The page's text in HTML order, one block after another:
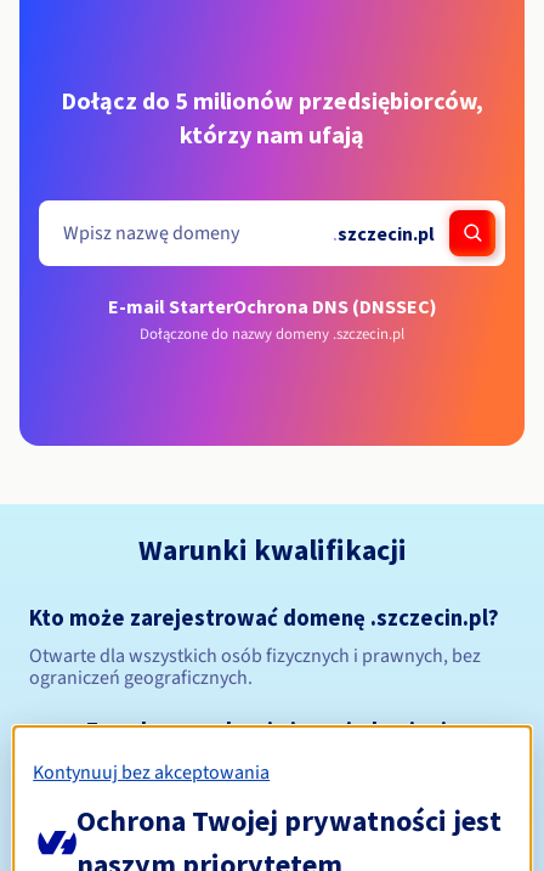
Dołącz do 5 milionów przedsiębiorców,
którzy nam ufają
.szczecin.pl
E-mail StarterOchrona DNS (DNSSEC)
Dołączone do nazwy domeny .szczecin.pl
Warunki kwalifikacji
Kto może zarejestrować domenę .szczecin.pl?
Otwarte dla wszystkich osób fizycznych i prawnych, bez
ograniczeń geograficznych.
Zasady zarządzania i powiadomienia
Kontynuuj bez akceptowania
Ochrona Twojej prywatności jest